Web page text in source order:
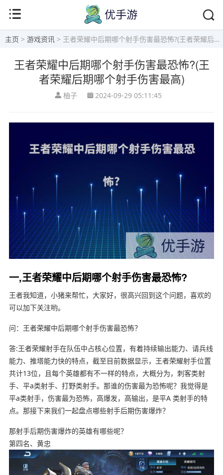
主页 > 游戏资讯 > 王者荣耀中后期哪个射手伤害最恐怖?(王者荣耀后期哪个射手伤害最高)
王者荣耀中后期哪个射手伤害最恐怖?(王
者荣耀后期哪个射手伤害最高)
柚子 2024-09-29 05:11:45
一,王者荣耀中后期哪个射手伤害最恐怖?
王者我知道，小猪来帮忙，大家好，很高兴回到这个问题，喜欢的
可以加下关注哟。
问：王者荣耀中后期哪个射手伤害最恐怖？
答:王者荣耀射手在队伍中占核心位置，有着持续输出能力、请兵线
能力、推塔能力快的特点，截至目前数据显示，王者荣耀射手位置
共计13位，且每个英雄都有不一样的特点，大概分为，刺客类射
手、平a类射手、打野类射手。那谁的伤害最为恐怖呢？我觉得是
平a类射手，伤害最为恐怖，高爆发，高输出，是平A 类射手的特
点。那接下来我们一起盘点哪些射手后期伤害爆炸？
那射手后期伤害爆炸的英雄有哪些呢？
第四名、黄忠